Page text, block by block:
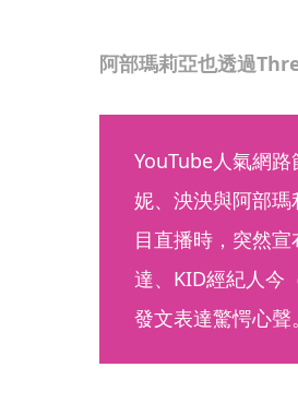
阿部瑪莉亞也透過
YouTube人氣網
妮、泱泱與阿部
目直播時，突然
達、KID經紀人今
發文表達驚愕心聲。